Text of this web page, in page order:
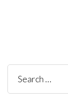
Search
for: